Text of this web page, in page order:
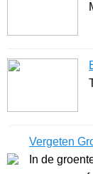
Vergeten
In de